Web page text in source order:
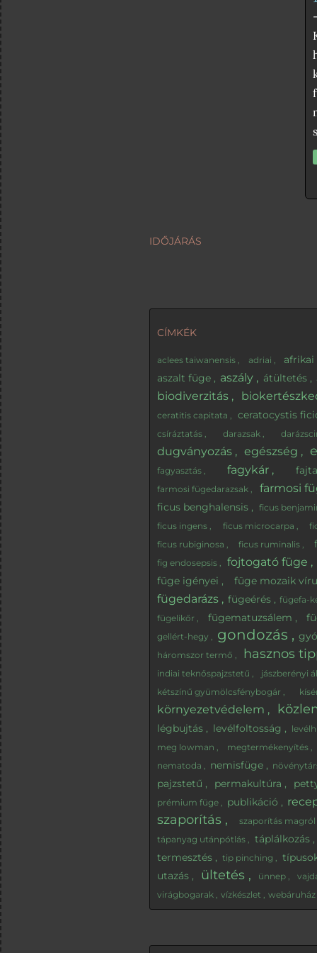
IDŐJÁRÁS
CÍMKÉK
aclees taiwanensis adriai
aszalt füge
aszály átültetés
biodiverzitás
ceratitis capitata ceratocystis
csíráztatás darazsak
dugványozás egészség
fagyasztás fagykár
farmosi fügedarazsak farmosi
ficus benghalensis
ficus
ficus ingens
ficus microcarpa
ficus rubiginosa
ficus ruminalis
fig endosepsis fojtogató füge
füge igényei füge mozaik
fügedarázs fügeérés
fügefa-
fügelikőr
fügematuzsálem
gellért-hegy gondozás
háromszor termő hasznos
indiai teknőspajzstetű
jászberényi
kétszínű gyümölcsfénybogár
környezetvédelem
légbujtás levélfoltosság
meg lowman
megtermékenyítés
nematoda
nemisfüge
pajzstetű permakultúra
prémium füge publikáció
szaporítás
szaporítás magról
tápanyag utánpótlás
táplálkozás
termesztés
tip pinching
utazás
ültetés ünnep
virágbogarak
vízkészlet webáruház